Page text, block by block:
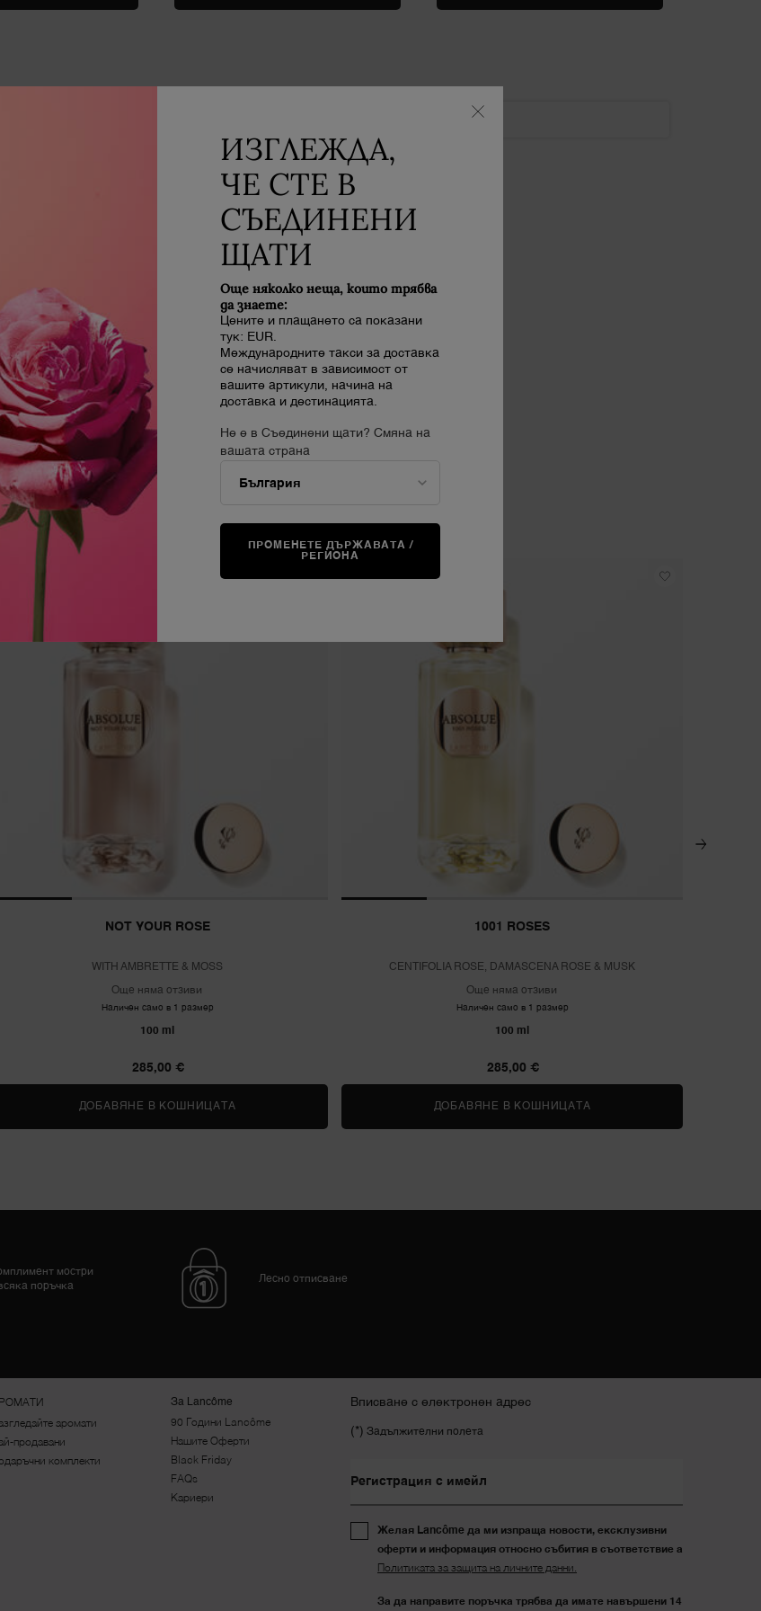
който ще напише отзив за този продукт
NOT YOUR ROSE
WITH AMBRETTE & MOSS
Още няма отзиви
Наличен само в 1 размер
100 ml
285,00 €
ДОБАВЯНЕ В КОШНИЦАТА
1001 ROSES
CENTIFOLIA ROSE, DAMASCENA ROSE & MUSK
Още няма отзиви
Наличен само в 1 размер
100 ml
285,00 €
ДОБАВЯНЕ В КОШНИЦАТА
мостри
поръчка
Лесно отписване
аромати
продавани
комплекти
За Lancôme
90 Години Lancôme
Нашите Оферти
Black Friday
FAQs
Кариери
Вписване с електронен адрес
(*) Задължителни полета
Регистрация с имейл
Желая Lancôme да ми изпраща новости, ексклузивни
оферти и информация относно събития в съответствие а
Политиката за защита на личните данни.
За да направите поръчка трябва да имате навършени 14
ИЗГЛЕЖДА,
ЧЕ СТЕ В
СЪЕДИНЕНИ
ЩАТИ
Още няколко неща, които трябва
да знаете:
Цените и плащането са показани
тук: EUR.
Международните такси за доставка
се начисляват в зависимост от
вашите артикули, начина на
доставка и дестинацията.
Не е в Съединени щати? Смяна на
вашата страна
ПРОМЕНЕТЕ ДЪРЖАВАТА /
РЕГИОНА